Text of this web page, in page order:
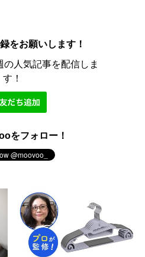
をお願いします！
の人気記事を配信しま
す！
をフォロー！